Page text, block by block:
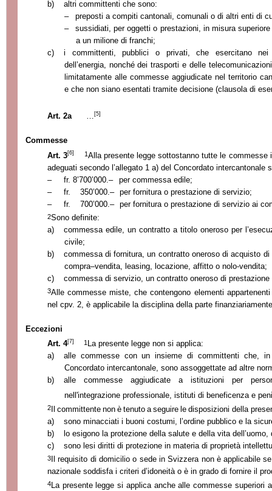
b)
altri committenti che sono:
–
preposti a compiti cantonali, comunali o di altri enti di
–
sussidiati, per oggetti o prestazioni, in misura
a un milione di franchi;
c)
i committenti, pubblici o privati, che esercitano nei
dell’energia, nonché dei trasporti e delle
limitatamente alle commesse aggiudicate nel territorio
e che non siano esentati tramite decisione (clausola di
Art. 2a … [5]
Commesse
Art. 3[6] 1Alla presente legge sottostanno tutte le commesse
adeguati secondo l’allegato 1 a) del Concordato intercantonale
–
fr. 8’700’000.–
per commessa edile;
–
fr. 350’000.–
per fornitura o prestazione di servizio;
–
fr. 700’000.– per fornitura o prestazione di servizio ai
2Sono definite:
a)
commessa edile, un contratto a titolo oneroso per
civile;
b)
commessa di fornitura, un contratto oneroso di acquisto
compra–vendita, leasing, locazione, affitto o nolo-vendita;
c)
commessa di servizio, un contratto oneroso di
3Alle commesse miste, che contengono elementi
nel cpv. 2, è applicabile la disciplina della parte
Eccezioni
Art. 4[7] 1 La presente legge non si applica:
a)
alle commesse con un insieme di committenti che,
Concordato intercantonale, sono assoggettate ad altre
b)
alle commesse aggiudicate a istituzioni per
nell'integrazione professionale, istituti di beneficenza e
2Il committente non è tenuto a seguire le disposizioni della
a)
sono minacciati i buoni costumi, l’ordine pubblico e la
b)
lo esigono la protezione della salute e della vita
c)
sono lesi diritti di protezione in materia di proprietà
3 Il requisito di domicilio o sede in Svizzera non è applicabile se
nazionale soddisfa i criteri d’idoneità o è in grado di fornire il
4 La presente legge si applica anche alle commesse superiori